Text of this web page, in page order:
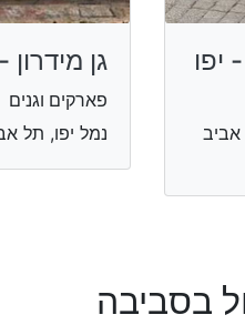
יפו
תל אביב
גן מידרון
פארקים וגנים
נמל יפו, תל
בסביבה